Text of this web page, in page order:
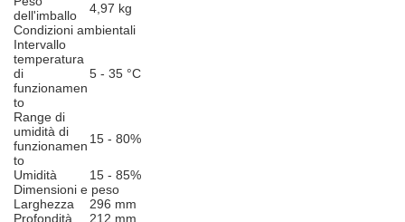
dell'imballo
4,97 kg
Condizioni ambientali
Intervallo
temperatura
di
funzionamen
to
5 - 35 °C
Range di
umidità di
funzionamen
to
15 - 80%
Umidità
15 - 85%
Dimensioni e peso
Larghezza
296 mm
Profondità
212 mm